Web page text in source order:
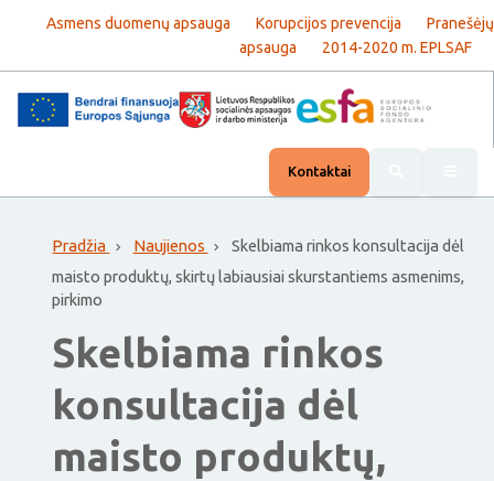
Asmens duomenų apsauga Korupcijos prevencija
Pranešėjų
apsauga
2014-2020 m. EPLSAF
Kontaktai
Pradžia Naujienos
Skelbiama rinkos konsultacija dėl
maisto produktų, skirtų labiausiai skurstantiems asmenims,
pirkimo
Skelbiama rinkos
konsultacija dėl
maisto produktų,